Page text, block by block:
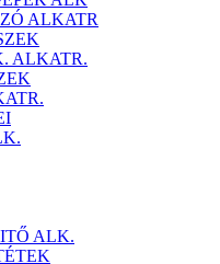
ALKATR
ALKATR.
ALK.